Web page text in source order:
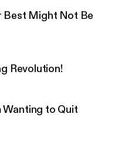
challenges of a time
Kylie and help make
Best Might Not Be
Revolution!
to Quit